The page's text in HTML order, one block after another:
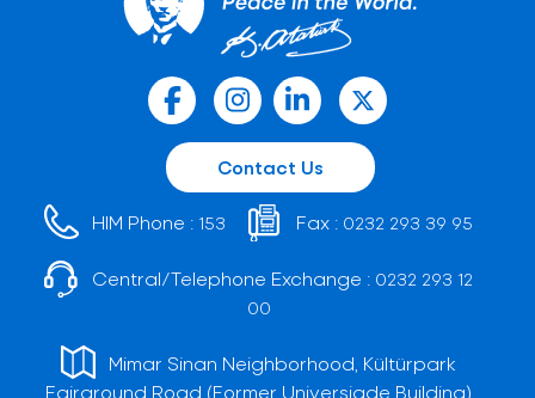
Contact Us
HIM Phone : 153 Fax : 0232 293 39 95
Central/Telephone Exchange : 0232 293 12
00
Mimar Sinan Neighborhood, Kültürpark
Fairground Road (Former Universiade Building)